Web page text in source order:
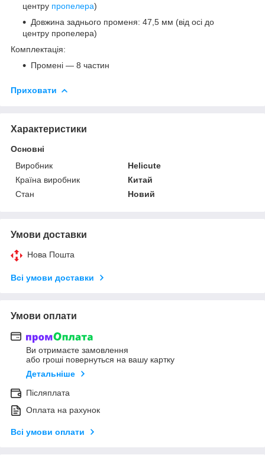
центру пропелера)
Довжина заднього променя: 47,5 мм (від осі до
центру пропелера)
Комплектація:
Промені — 8 частин
Приховати
Характеристики
Основні
Виробник
Helicute
Країна виробник
Китай
Стан
Новий
Умови доставки
Нова Пошта
Всі умови доставки
Умови оплати
Ви отримаєте замовлення
або гроші повернуться на вашу картку
Детальніше
Післяплата
Оплата на рахунок
Всі умови оплати